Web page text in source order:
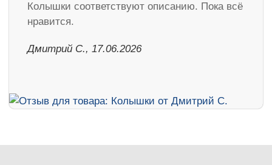
Колышки соответствуют описанию. Пока всё
нравится.
Дмитрий С., 17.06.2026